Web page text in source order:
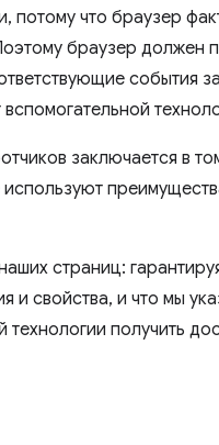
что браузер
браузер должен
события
заключается в
страниц:
и свойства, и что мы
получить